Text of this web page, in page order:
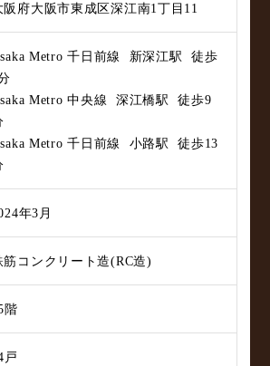
阪府大阪市東成区深江南1丁目11
Metro 千日前線 新深江駅 徒歩
Metro 中央線 深江橋駅 徒歩9
Metro 千日前線 小路駅 徒歩13
年3月
筋コンクリート造(RC造)
階
戸